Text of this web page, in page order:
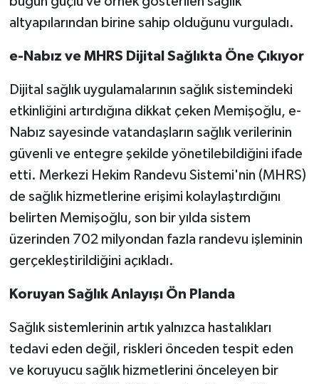
altyapılarından birine sahip olduğunu vurguladı.
e-Nabız ve MHRS Dijital Sağlıkta Öne Çıkıyor
Dijital sağlık uygulamalarının sağlık sistemindeki
etkinliğini artırdığına dikkat çeken Memişoğlu, e-
Nabız sayesinde vatandaşların sağlık verilerinin
güvenli ve entegre şekilde yönetilebildiğini ifade
etti. Merkezi Hekim Randevu Sistemi'nin (MHRS)
de sağlık hizmetlerine erişimi kolaylaştırdığını
belirten Memişoğlu, son bir yılda sistem
üzerinden 702 milyondan fazla randevu işleminin
gerçekleştirildiğini açıkladı.
Koruyan Sağlık Anlayışı Ön Planda
Sağlık sistemlerinin artık yalnızca hastalıkları
tedavi eden değil, riskleri önceden tespit eden
ve koruyucu sağlık hizmetlerini önceleyen bir